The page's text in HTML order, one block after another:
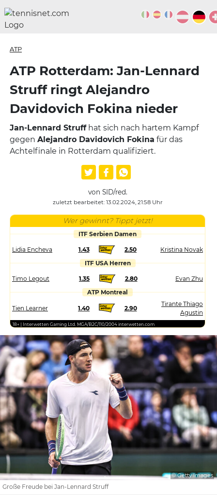
ATP
ATP Rotterdam: Jan-Lennard
Struff ringt Alejandro
Davidovich Fokina nieder
Jan-Lennard Struffhat sich nach hartem Kampf
gegen Alejandro Davidovich Fokina für das
Achtelfinale in Rotterdam qualifiziert.
von SID/red.
zuletzt bearbeitet: 13.02.2024, 21:58 Uhr
Wer gewinnt? Tippt jetzt!
ITF Serbien Damen
Lidia Encheva 1.43 2.50
Kristina Novak
ITF USA Herren
Timo Legout 1.35 2.80
Evan Zhu
ATP Montreal
Tien Learner 1.40 2.90
Tirante Thiago
Agustin
18+ | Interwetten Gaming Ltd. MGA/B2C/110/2004 interwetten.com
© Getty Images
Große Freude bei Jan-Lennard Struff